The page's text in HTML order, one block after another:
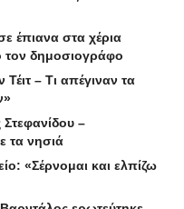
έπιανα στα χέρια
δημοσιογράφο
– Τι απέγιναν τα
–
τα νησιά
«Σέρνομαι και ελπίζω